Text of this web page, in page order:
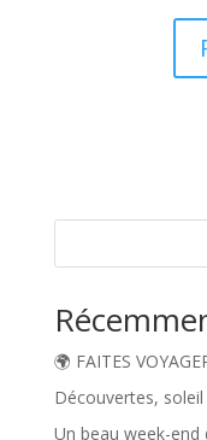
e
:
🌍 FAITES
Découvertes,
Un beau week-end